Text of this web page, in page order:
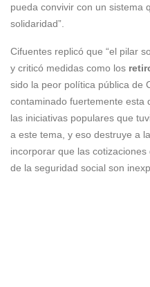
pueda convivir con un sistema
solidaridad”.
Cifuentes replicó que “el pilar
y criticó medidas como los
sido la peor política pública de
contaminado fuertemente esta
las iniciativas populares que
a este tema, y eso destruye a
incorporar que las
de la seguridad social son